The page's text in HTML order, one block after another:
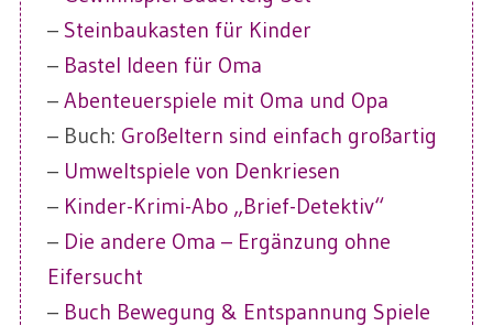
– Steinbaukasten für Kinder
– Bastel Ideen für Oma
– Abenteuerspiele mit Oma und Opa
– Buch: Großeltern sind einfach großartig
– Umweltspiele von Denkriesen
– Kinder-Krimi-Abo „Brief-Detektiv“
– Die andere Oma – Ergänzung ohne
Eifersucht
– Buch Bewegung & Entspannung Spiele